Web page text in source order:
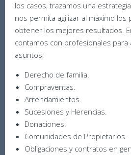
los casos, trazamos una
nos permita agilizar al máximo
obtener los mejores resultados.
contamos con profesionales
asuntos:
Derecho de familia.
Compraventas.
Arrendamientos.
Sucesiones y Herencias.
Donaciones.
Comunidades de Propietarios.
Obligaciones y contratos en